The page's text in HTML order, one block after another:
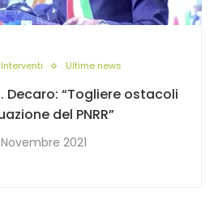
Interventi Ultime news
Decaro: “Togliere ostacoli
del PNRR”
Novembre 2021